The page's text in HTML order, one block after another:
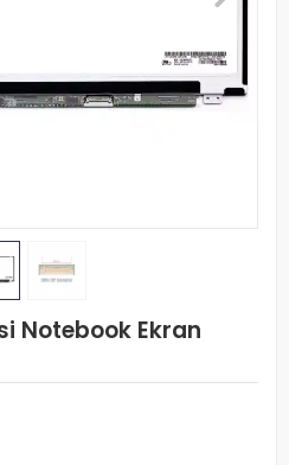
Notebook Ekran